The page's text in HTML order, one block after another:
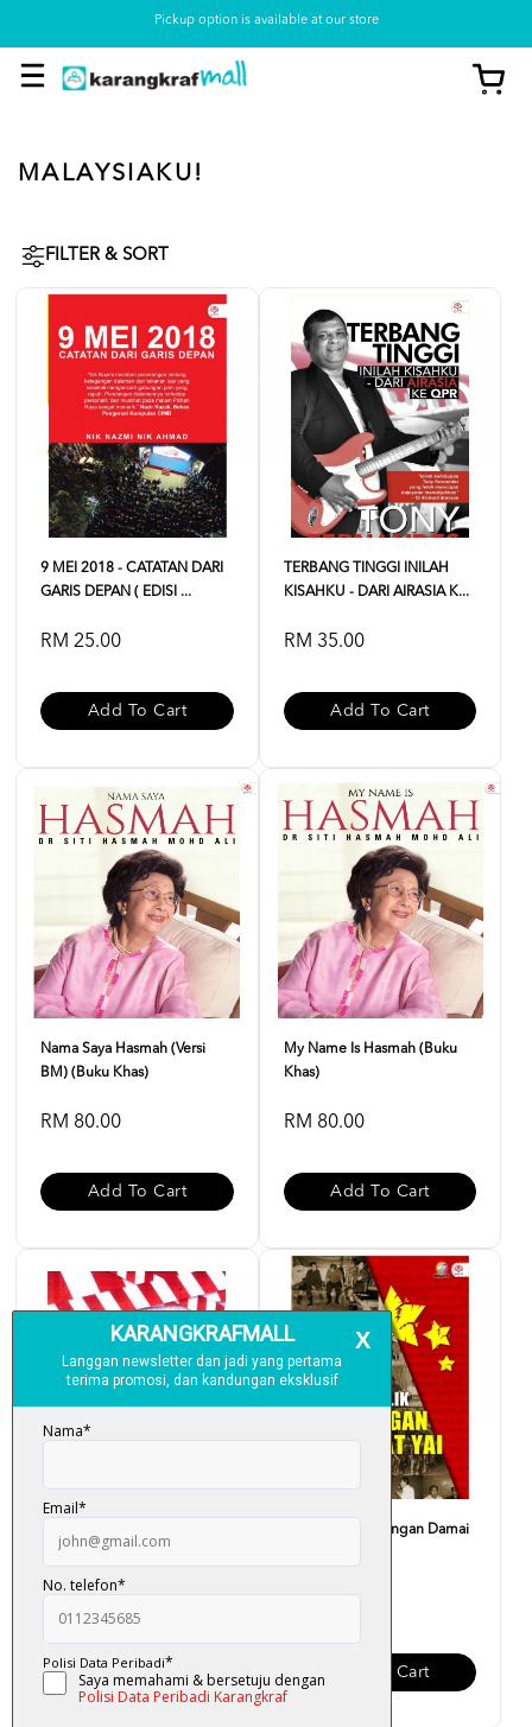
Pickup option is available at our store
MALAYSIAKU!
FILTER & SORT
9 MEI 2018 - CATATAN DARI
GARIS DEPAN ( EDISI ...
RM 25.00
Add To Cart
TERBANG TINGGI INILAH
KISAHKU - DARI AIRASIA K...
RM 35.00
Add To Cart
Nama Saya Hasmah (Versi
BM) (Buku Khas)
RM 80.00
Add To Cart
My Name Is Hasmah (buku
Khas)
RM 80.00
Add To Cart
Sale
RM 25.00
Add To Cart
Di Sebalik Rundingan Damai
RM 38.00
Add To Cart